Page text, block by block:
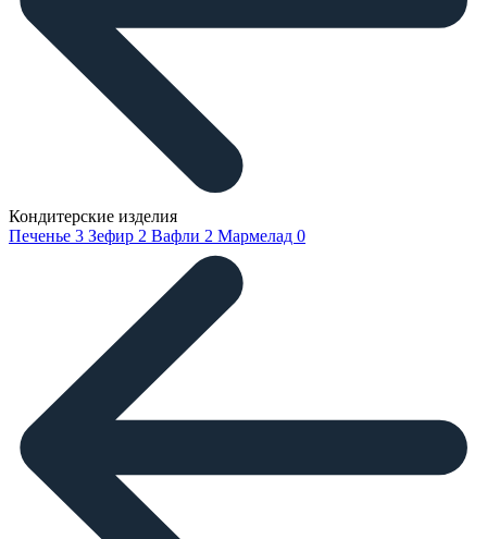
Кондитерские изделия
Печенье 3 Зефир 2 Вафли 2 Мармелад 0